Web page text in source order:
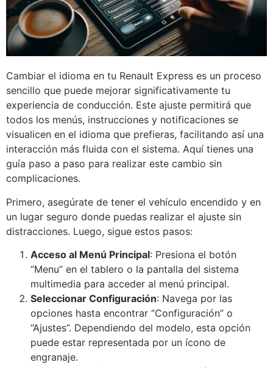
Cambiar el idioma en tu Renault Express es un proceso
sencillo que puede mejorar significativamente tu
experiencia de conducción. Este ajuste permitirá que
todos los menús, instrucciones y notificaciones se
visualicen en el idioma que prefieras, facilitando así una
interacción más fluida con el sistema. Aquí tienes una
guía paso a paso para realizar este cambio sin
complicaciones.
Primero, asegúrate de tener el vehículo encendido y en
un lugar seguro donde puedas realizar el ajuste sin
distracciones. Luego, sigue estos pasos:
Acceso al Menú Principal: Presiona el botón
“Menu” en el tablero o la pantalla del sistema
multimedia para acceder al menú principal.
Seleccionar Configuración: Navega por las
opciones hasta encontrar “Configuración” o
“Ajustes”. Dependiendo del modelo, esta opción
puede estar representada por un ícono de
engranaje.